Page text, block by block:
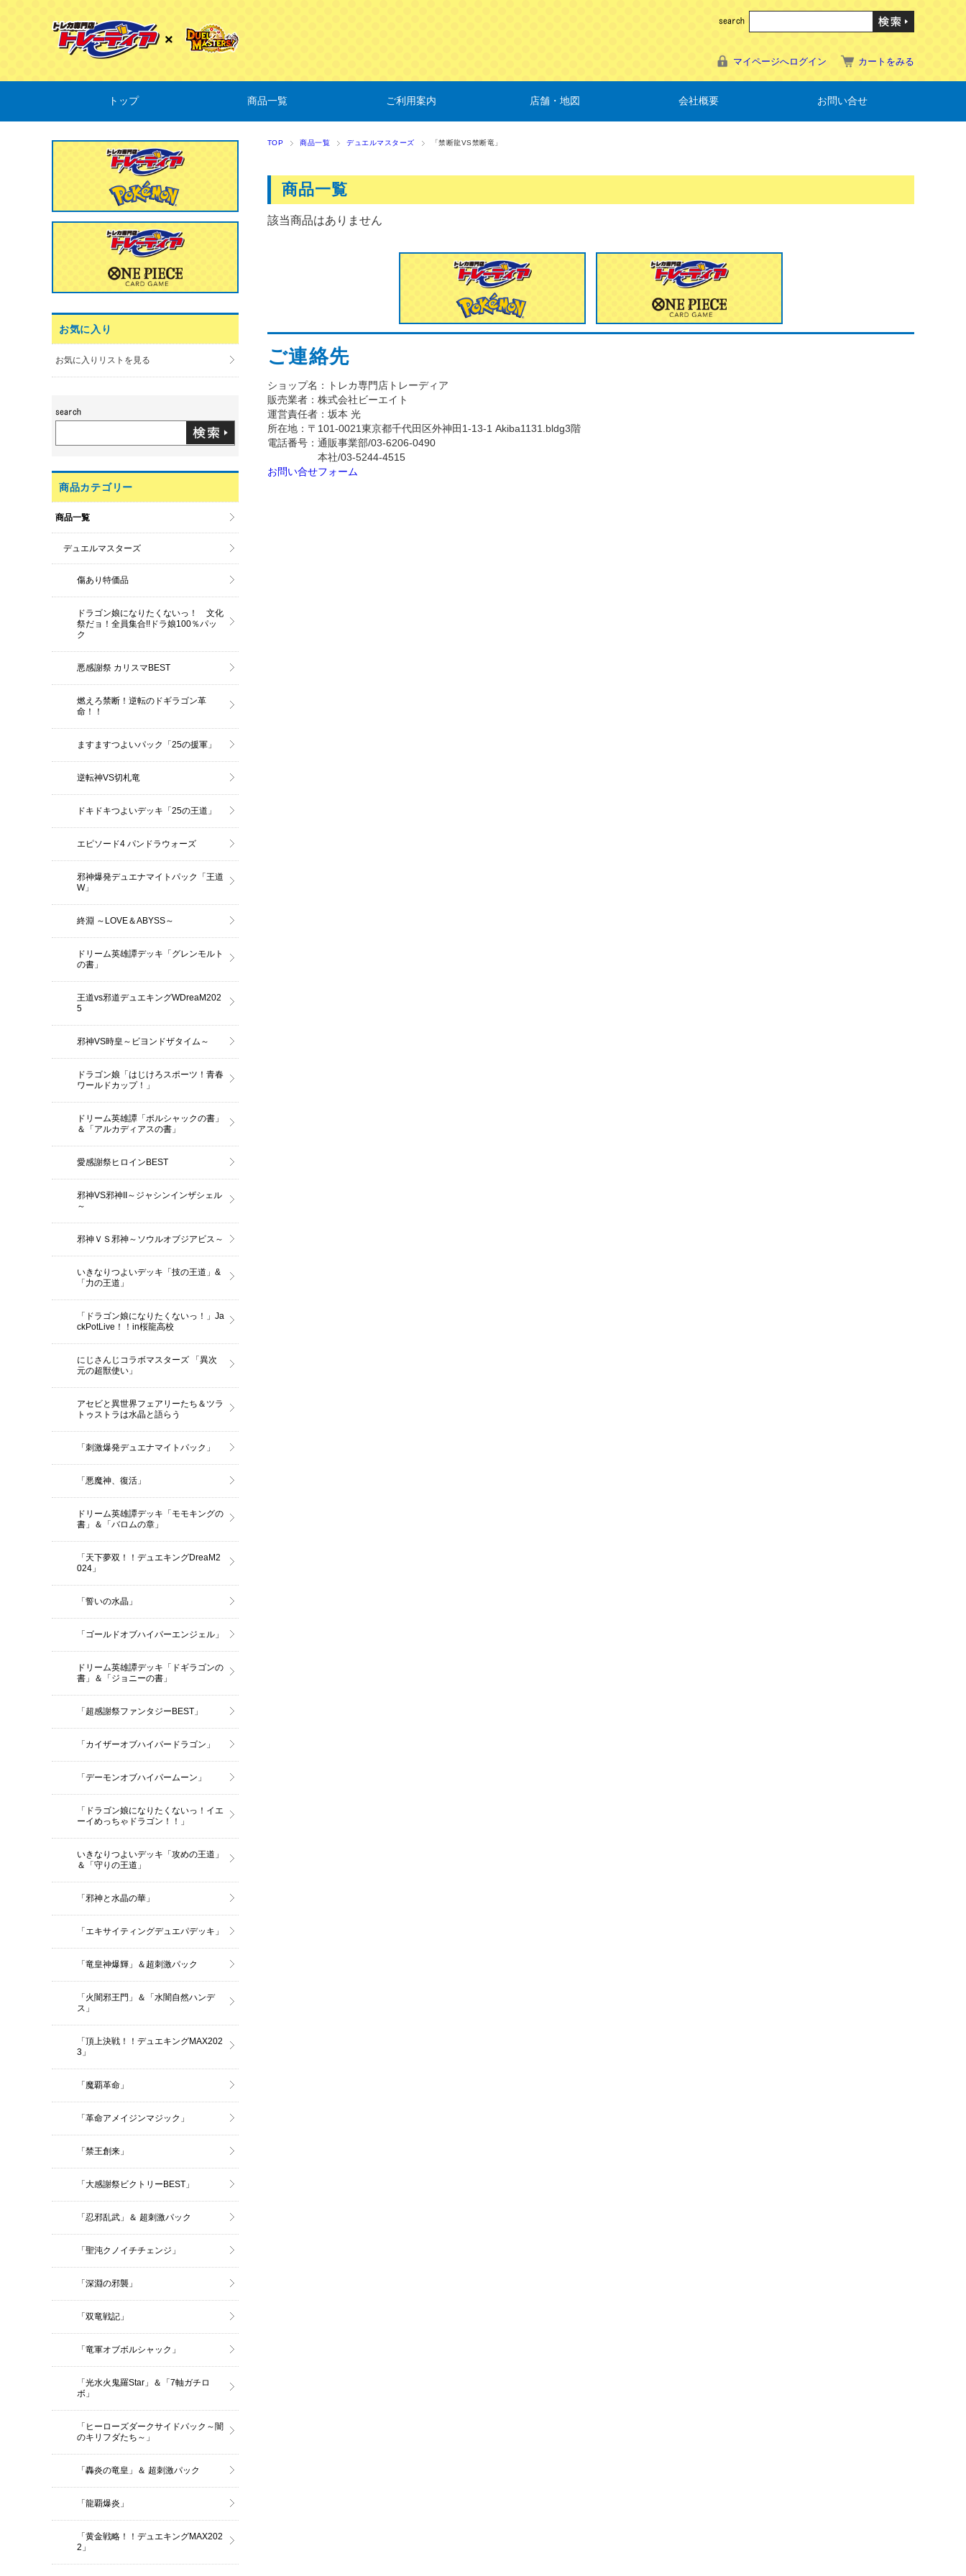
マイページへログイン カートをみる
トップ 商品一覧 ご利用案内 店舗・地図 会社概要 お問い合せ
TOP 商品一覧 デュエルマスターズ 「禁断龍VS禁断竜」
商品一覧
該当商品はありません
ご連絡先
ショップ名：トレカ専門店トレーディア
販売業者：株式会社ビーエイト
運営責任者：坂本 光
所在地：〒101-0021東京都千代田区外神田1-13-1 Akiba1131.bldg3階
電話番号：通販事業部/03-6206-0490
本社/03-5244-4515
お問い合せフォーム
お気に入り
お気に入りリストを見る
商品カテゴリー
商品一覧
デュエルマスターズ
傷あり特価品
ドラゴン娘になりたくないっ！ 文化
祭だョ！全員集合!!ドラ娘100％パッ
ク
悪感謝祭 カリスマBEST
燃えろ禁断！逆転のドギラゴン革
命！！
ますますつよいパック「25の援軍」
逆転神VS切札竜
ドキドキつよいデッキ「25の王道」
エピソード4 パンドラウォーズ
邪神爆発デュエナマイトパック「王道
W」
終淵 ～LOVE＆ABYSS～
ドリーム英雄譚デッキ「グレンモルト
の書」
王道vs邪道デュエキングWDreaM202
5
邪神VS時皇～ビヨンドザタイム～
ドラゴン娘「はじけろスポーツ！青春
ワールドカップ！」
ドリーム英雄譚「ボルシャックの書」
＆「アルカディアスの書」
愛感謝祭ヒロインBEST
邪神VS邪神II～ジャシンインザシェル
～
邪神ＶＳ邪神～ソウルオブジアビス～
いきなりつよいデッキ「技の王道」&
「力の王道」
「ドラゴン娘になりたくないっ！」Ja
ckPotLive！！in桜龍高校
にじさんじコラボマスターズ 「異次
元の超獣使い」
アセビと異世界フェアリーたち＆ツラ
トゥストラは水晶と語らう
「刺激爆発デュエナマイトパック」
「悪魔神、復活」
ドリーム英雄譚デッキ「モモキングの
書」＆「バロムの章」
「天下夢双！！デュエキングDreaM2
024」
「誓いの水晶」
「ゴールドオブハイパーエンジェル」
ドリーム英雄譚デッキ「ドギラゴンの
書」＆「ジョニーの書」
「超感謝祭ファンタジーBEST」
「カイザーオブハイパードラゴン」
「デーモンオブハイパームーン」
「ドラゴン娘になりたくないっ！イエ
ーイめっちゃドラゴン！！」
いきなりつよいデッキ「攻めの王道」
＆「守りの王道」
「邪神と水晶の華」
「エキサイティングデュエパデッキ」
「竜皇神爆輝」＆超刺激パック
「火闇邪王門」＆「水闇自然ハンデ
ス」
「頂上決戦！！デュエキングMAX202
3」
「魔覇革命」
「革命アメイジンマジック」
「禁王創来」
「大感謝祭ビクトリーBEST」
「忍邪乱武」＆ 超刺激パック
「聖沌クノイチチェンジ」
「深淵の邪襲」
「双竜戦記」
「竜軍オブボルシャック」
「光水火鬼羅Star」＆「7軸ガチロ
ボ」
「ヒーローズダークサイドパック～闇
のキリフダたち～」
「轟炎の竜皇」＆ 超刺激パック
「龍覇爆炎」
「黄金戦略！！デュエキングMAX202
2」